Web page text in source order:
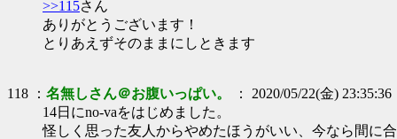
>>115さん
ありがとうございます！
とりあえずそのままにしときます
118 ： 名無しさん＠お腹いっぱい。
： 2020/05/22(金) 23:35:36
14日にno-vaをはじめました。
怪しく思った友人からやめたほうがいい、今なら間に